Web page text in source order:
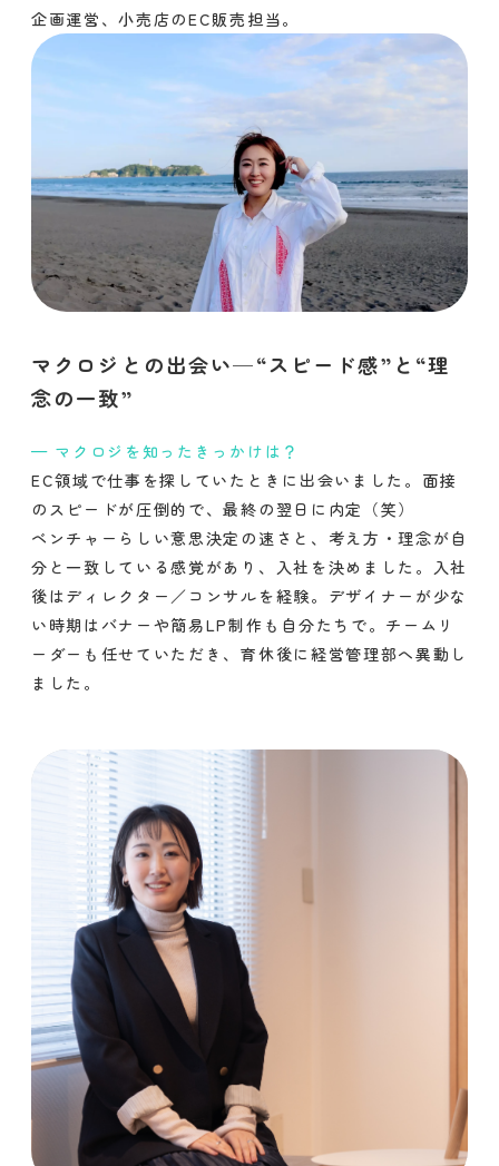
企画運営、小売店のEC販売担当。
マクロジとの出会い─“スピード感”と“理
念の一致”
マクロジを知ったきっかけは？
EC領域で仕事を探していたときに出会いました。面接
のスピードが圧倒的で、最終の翌日に内定（笑）
ベンチャーらしい意思決定の速さと、考え方・理念が自
分と一致している感覚があり、入社を決めました。入社
後はディレクター／コンサルを経験。デザイナーが少な
い時期はバナーや簡易LP制作も自分たちで。チームリ
ーダーも任せていただき、育休後に経営管理部へ異動し
ました。